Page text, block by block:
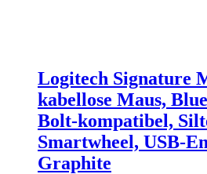
Logitech Signature
kabellose Maus,
Bolt-kompatibel,
Smartwheel, USB-
Graphite